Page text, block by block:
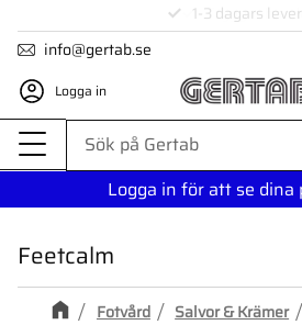
Meny
1-3 dagars
info@gertab.se
Logga in
Logga in för att se dina
Feetcalm
Fotvård Salvor & Krämer